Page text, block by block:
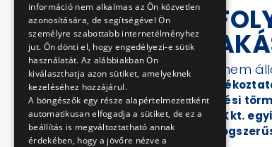
A DBR
A belső vizsgálat nem
Haladéktalanul
földdel, illetve építési
BPV-Metro 4 NeKe Kkt.
tevékenységének
információ nem alkalmas az Ön közvetlen
azonosítására, de segítségével Ön
személyre szabottabb internetélményhez
jut. Ön dönti el, hogy engedélyezi-e sütik
használatát. Az alábbiakban Ön
kiválaszthatja azon sütiket, amelyeknek
kezeléséhez hozzájárul.
A böngészők egy része alapértelmezettként
automatikusan elfogadja a sütiket, de ez a
beállítás is megváltoztatható annak
érdekében, hogy a jövőre nézve a